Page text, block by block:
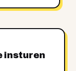
insturen